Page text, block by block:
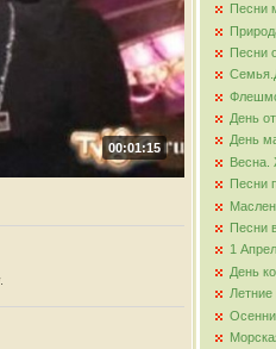
00:01:15
Песни
Песни
День
День
Весна.
Песни
Песни
1
День
Летние